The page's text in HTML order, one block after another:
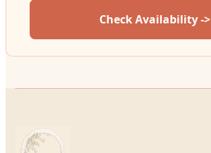
Check Availability ->